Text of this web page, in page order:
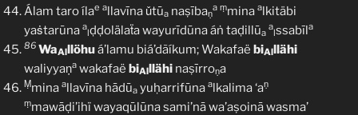
Álam taro ílae allavīna ǔtūa naṣībaṇ
a ṃmina alkitäbi
yaṡtarūna a
lḍḍolälaẗa wayurīdūna áṅ taḍillūa
a
lssabīla
86 WaAlllöhuá’lamu biá’dãíkum; Wakafaë biAlllähi
waliyyaṇa wakafaë biAlllähi naṣīrroṇa
Ṃmina allavīna hādūa yuḥarrifūna alkalima ‘aṇ
ṃmawāḍi’ihï wayaqūlūna sami’nā wa’aṣoinā wasma’